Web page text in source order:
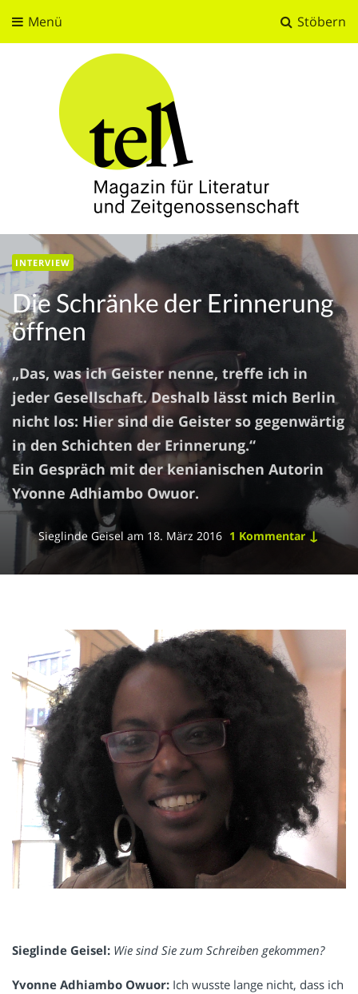
Stöbern
Menü
tell
Magazin für Literatur und Zeitgenossenschaft
INTERVIEW
Die Schränke der Erinnerung
öffnen
„Das, was ich Geister nenne, treffe ich in
jeder Gesellschaft. Deshalb lässt mich Berlin
nicht los: Hier sind die Geister so gegenwärtig
in den Schichten der Erinnerung.“
Ein Gespräch mit der kenianischen Autorin
Yvonne Adhiambo Owuor.
Sieglinde Geisel am 18. März 2016 1 Kommentar ↓
Sieglinde Geisel: Wie sind Sie zum Schreiben gekommen?
Yvonne Adhiambo Owuor: Ich wusste lange nicht, dass ich